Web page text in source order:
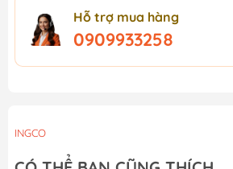
Hỗ trợ mua hàng
0909933258
INGCO